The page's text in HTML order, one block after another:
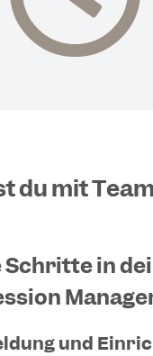
du mit
Schritte in
und